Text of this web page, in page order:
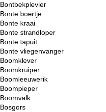
Bontbekplevier
Bonte boertje
Bonte kraai
Bonte strandloper
Bonte tapuit
Bonte vliegenvanger
Boomklever
Boomkruiper
Boomleeuwerik
Boompieper
Boomvalk
Bosgors